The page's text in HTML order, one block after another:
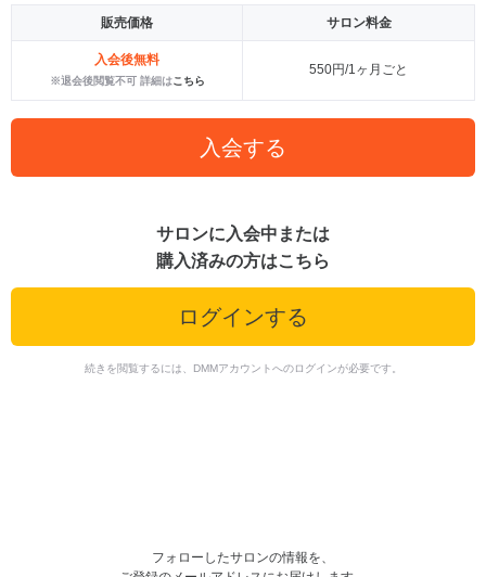
販売価格 サロン料金
入会後無料
※退会後閲覧不可 詳細はこちら
550円/1ヶ月ごと
入会する
サロンに入会中または
購入済みの方はこちら
ログインする
続きを閲覧するには、DMMアカウントへのログインが必要です。
フォローしたサロンの情報を、